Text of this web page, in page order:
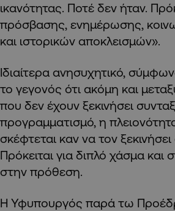
ικανότητας. Ποτέ δεν ήταν.
πρόσβασης, ενημέρωσης,
και ιστορικών αποκλεισμών».
Ιδιαίτερα ανησυχητικό,
το γεγονός ότι ακόμη και
που δεν έχουν ξεκινήσει
προγραμματισμό, η
σκέφτεται καν να τον
Πρόκειται για διπλό χάσμα και
στην πρόθεση.
Η Υφυπουργός παρά τω